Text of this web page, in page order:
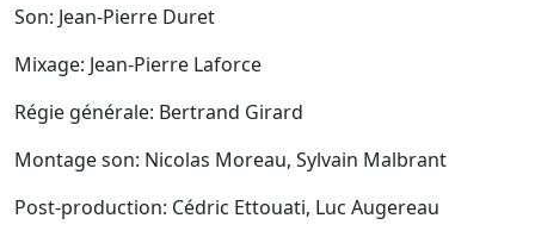
Son: Jean-Pierre Duret
Mixage: Jean-Pierre Laforce
Régie générale: Bertrand Girard
Montage son: Nicolas Moreau, Sylvain Malbrant
Post-production: Cédric Ettouati, Luc Augereau